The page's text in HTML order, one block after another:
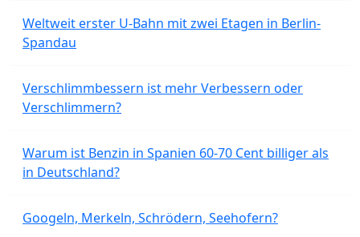
Weltweit erster U-Bahn mit zwei Etagen in Berlin-
Spandau
Verschlimmbessern ist mehr Verbessern oder
Verschlimmern?
Warum ist Benzin in Spanien 60-70 Cent billiger als
in Deutschland?
Googeln, Merkeln, Schrödern, Seehofern?